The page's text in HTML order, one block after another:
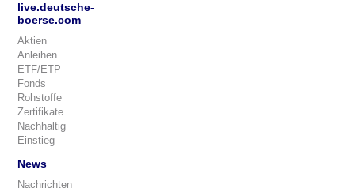
live.deutsche-
boerse.com
Aktien
Anleihen
ETF/ETP
Fonds
Rohstoffe
Zertifikate
Nachhaltig
Einstieg
News
Nachrichten